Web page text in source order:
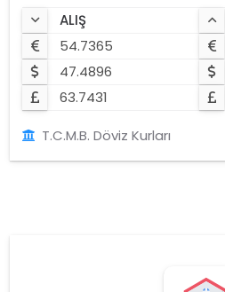
ALIŞ
54.7365
47.4896
63.7431
T.C.M.B. Döviz Kurları